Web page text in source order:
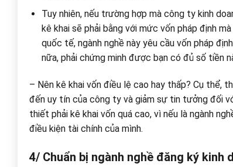
Tuy nhiên, nếu trường hợp mà công ty kinh
kê khai sẽ phải bằng với mức vốn pháp định
quốc tế, ngành nghề này yêu cầu vốn pháp
nữa, phải chứng minh được bạn có đủ số tiền
– Nên kê khai vốn điều lệ cao hay thấp? Cụ thể,
đến uy tín của công ty và giảm sự tin tưởng đối
thiết phải kê khai vốn quá cao, vì nếu là ngành
điều kiện tài chính của mình.
4/ Chuẩn bị ngành nghề đăng ký kinh